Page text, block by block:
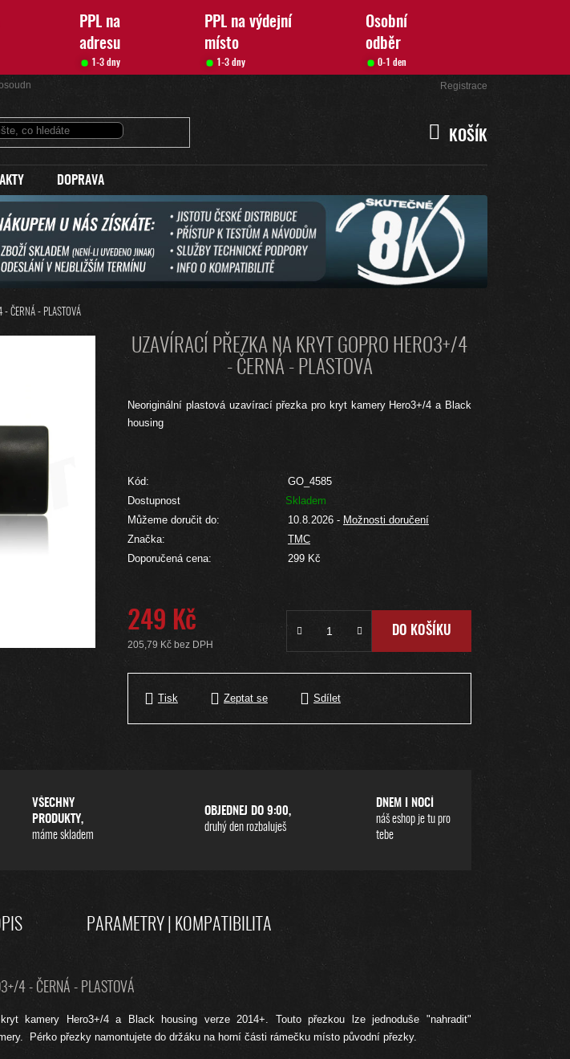
PPL na
adresu
PPL na výdejní
místo
Osobní
odběr
1-3 dny 1-3 dny 0-1 den
řešení sporů Registrace
KOŠÍK
KOŠÍK
DOPRAVA
- ČERNÁ - PLASTOVÁ
UZAVÍRACÍ PŘEZKA NA KRYT GOPRO HERO3+/4
- ČERNÁ - PLASTOVÁ
Neoriginální plastová uzavírací přezka pro kryt kamery Hero3+/4 a Black
housing
Kód:
GO_4585
Dostupnost
Skladem
Můžeme doručit do:
10.8.2026 - Možnosti doručení
Značka:
TMC
Doporučená cena:
299 Kč
249 Kč
205,79 Kč bez DPH
Měrná cena:
DO KOŠÍKU
Tisk Zeptat se Sdílet
VŠECHNY
PRODUKTY,
máme skladem
OBJEDNEJ DO 9:00,
druhý den rozbaluješ
DNEM I NOCÍ
náš eshop je tu pro
tebe
PARAMETRY | KOMPATIBILITA
4 - ČERNÁ - PLASTOVÁ
kamery Hero3+/4 a Black housing verze 2014+. Touto přezkou lze jednoduše "nahradit"
Pérko přezky namontujete do držáku na horní části rámečku místo původní přezky.